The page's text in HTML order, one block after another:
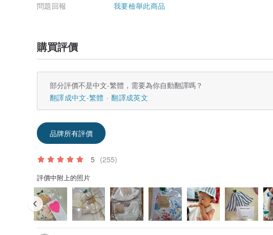
問題回報 我要檢舉此商品
購買評價
部分評價不是中文-繁體，需要為你自動翻譯嗎？
翻譯成中文-繁體
翻譯成英文
品牌所有評價
5 (255)
評價中附上的照片